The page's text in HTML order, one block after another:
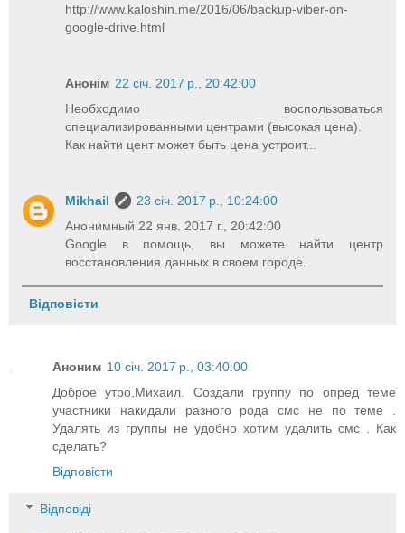
http://www.kaloshin.me/2016/06/backup-viber-on-
google-drive.html
Анонім 22 січ. 2017 р., 20:42:00
Необходимо воспользоваться
специализированными центрами (высокая цена).
Как найти цент может быть цена устроит...
Mikhail
23 січ. 2017 р., 10:24:00
Анонимный 22 янв. 2017 г., 20:42:00
Google в помощь, вы можете найти центр
восстановления данных в своем городе.
Відповісти
Аноним 10 січ. 2017 р., 03:40:00
Доброе утро,Михаил. Создали группу по опред теме
участники накидали разного рода смс не по теме .
Удалять из группы не удобно хотим удалить смс . Как
сделать?
Відповісти
Відповіді